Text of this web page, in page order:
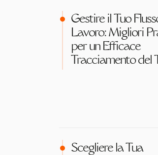
Gestire il Tuo
Lavoro: Migliori
per un Efficace
Tracciamento del
Scegliere la Tua